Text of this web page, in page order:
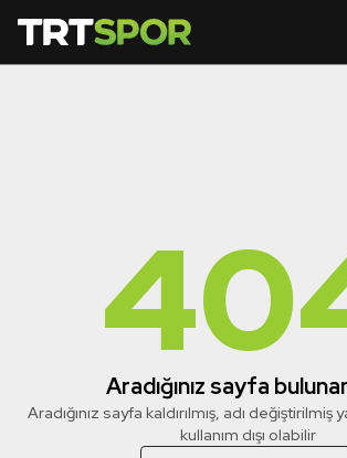
Aradığınız sayfa
Aradığınız sayfa kaldırılmış, adı
kullanım dışı olabilir